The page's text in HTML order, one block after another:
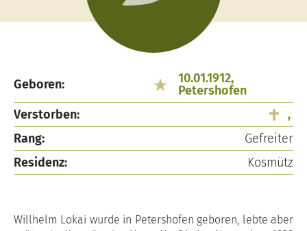
Geboren:
10.01.1912,
Petershofen
Verstorben:
,
Rang:
Gefreiter
Residenz:
Kosmütz
Willhelm Lokai wurde in Petershofen geboren, lebte aber